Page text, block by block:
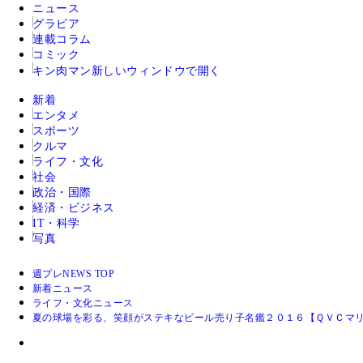
ニュース
グラビア
連載コラム
コミック
キン肉マン 新しいウィンドウで開く
新着
エンタメ
スポーツ
クルマ
ライフ・文化
社会
政治・国際
経済・ビジネス
IT・科学
写真
週プレNEWS TOP
新着ニュース
ライフ・文化ニュース
夏の球場を彩る、笑顔がステキなビール売り子名鑑２０１６【ＱＶＣマ